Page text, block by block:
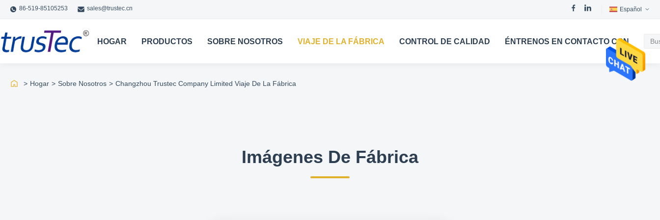
86-519-85105253 sales@trustec.cn Español
HOGAR PRODUCTOS SOBRE NOSOTROS VIAJE DE LA FÁBRICA CONTROL DE CALIDAD ÉNTRENOS EN CONTACTO CON
> Hogar > Sobre Nosotros > Changzhou Trustec Company Limited Viaje De La Fábrica
Imágenes De Fábrica